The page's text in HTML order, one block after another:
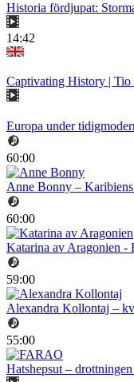
Historia fördjupat:
14:42
Captivating History |
Europa under
60:00
Anne Bonny –
60:00
Katarina av Aragonien
59:00
Alexandra Kollontaj –
55:00
Hatshepsut –